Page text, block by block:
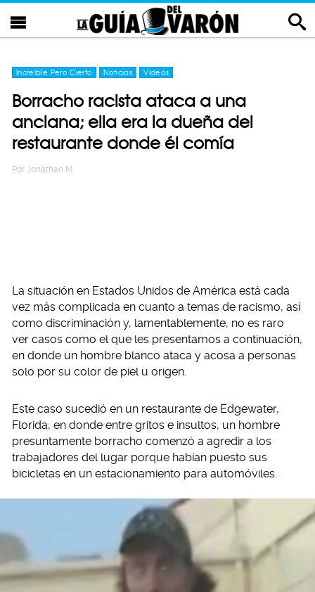
Increíble Pero Cierto Noticias Videos
Borracho racista ataca a una
anciana; ella era la dueña del
restaurante donde él comía
Por Jonathan M
La situación en Estados Unidos de América está cada
vez más complicada en cuanto a temas de racismo, así
como discriminación y, lamentablemente, no es raro
ver casos como el que les presentamos a continuación,
en donde un hombre blanco ataca y acosa a personas
solo por su color de piel u origen.
Este caso sucedió en un restaurante de Edgewater,
Florida, en donde entre gritos e insultos, un hombre
presuntamente borracho comenzó a agredir a los
trabajadores del lugar porque habían puesto sus
bicicletas en un estacionamiento para automóviles.